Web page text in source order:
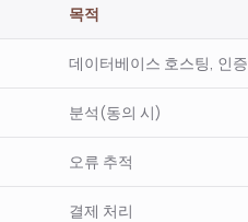
목적
데이터베이스 호스팅, 인증
분석(동의 시)
오류 추적
결제 처리